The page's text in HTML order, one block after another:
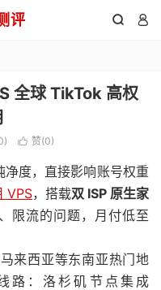
评  
全球 TikTok 高权
 赞(0)
度，直接影响账号权重
VPS，搭载双 ISP 原生家
限流的问题，月付低至
来西亚等东南亚热门地
路：洛杉矶节点集成